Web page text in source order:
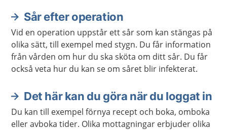
Sår efter operation
Vid en operation uppstår ett sår som kan stängas på
olika sätt, till exempel med stygn. Du får information
från vården om hur du ska sköta om ditt sår. Du får
också veta hur du kan se om såret blir infekterat.
Det här kan du göra när du loggat in
Du kan till exempel förnya recept och boka, omboka
eller avboka tider. Olika mottagningar erbjuder olika